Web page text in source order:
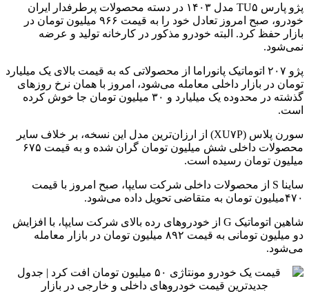
پژو پارس TU۵ مدل ۱۴۰۳ در دسته محصولات پرطرفدار ایران
خودرو، صبح امروز تعادل خود را به قیمت ۹۶۶ میلیون تومان در
بازار حفظ کرد. البته خودرو مذکور در کارخانه تولید و عرضه
نمی‌شود.
پژو ۲۰۷ اتوماتیک پانوراما از محصولاتی که به قیمت بالای یک میلیارد
تومان در بازار داخلی معامله می‌شود، امروز با همان نرخ روزهای
گذشته در محدوده یک میلیارد و ۳۰ میلیون تومان جا خوش کرده
است.
سورن پلاس (XU۷P) از ارزان‌ترین مدل این نسخه، بر خلاف سایر
محصولات داخلی شش میلیون تومان گران شده و به قیمت ۶۷۵
میلیون تومان رسیده است.
ساینا S از محصولات داخلی شرکت سایپا، صبح امروز با قیمت
۴۷۰میلیون تومان به متقاضی تحویل داده می‌شود.
شاهین اتوماتیک G از خودروهای رده بالای شرکت سایپا، با افزایش
دو میلیون تومانی به قیمت ۸۹۲ میلیون تومان در بازار معامله
می‌شود.